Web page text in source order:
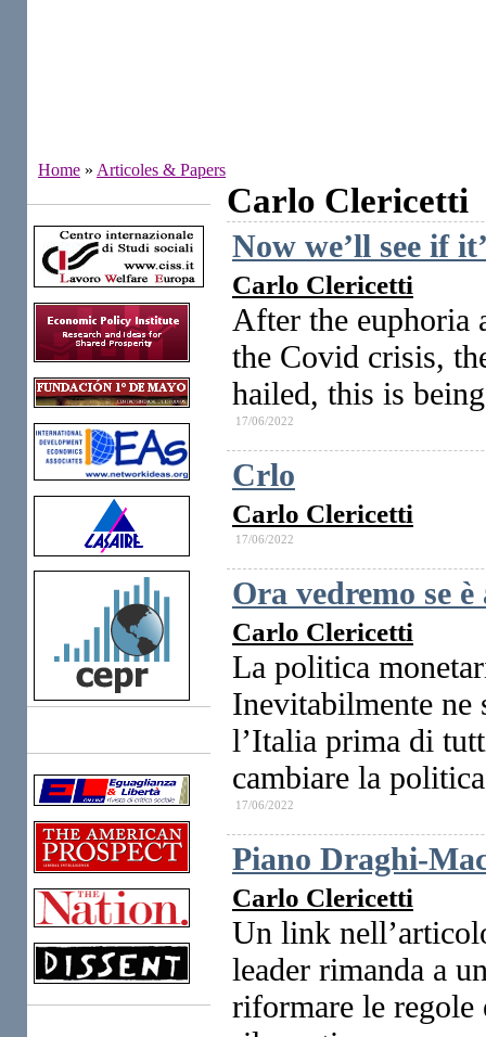
Home » Articoles & Papers
Carlo Clericetti
Now we’ll see if
Carlo Clericetti
After the euphoria
the Covid crisis,
hailed, this is
17/06/2022
Crlo
Carlo Clericetti
17/06/2022
Ora vedremo se
Carlo Clericetti
La politica
Inevitabilmente
l’Italia prima di
cambiare la
17/06/2022
Piano Draghi-
Carlo Clericetti
Un link
leader rimanda a
riformare le regole